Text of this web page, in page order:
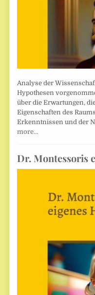
Analyse der
Hypothesen
über die Erwartungen,
Eigenschaften des
Erkenntnissen und der
more…
Dr. Montessoris